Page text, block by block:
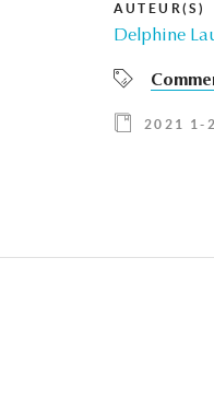
AUTEUR(S)
Delphine
2021 1-2